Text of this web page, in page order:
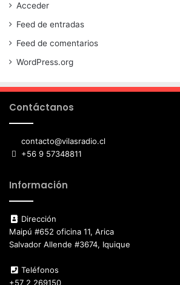
Acceder
Feed de entradas
Feed de comentarios
WordPress.org
Contáctanos
contacto@vilasradio.cl
+56 9 57348811
Información
Dirección
Maipú #652 oficina 11, Arica
Salvador Allende #3674, Iquique
Teléfonos
+57 2 269150